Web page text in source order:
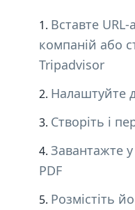
Вставте
компаній або
Tripadvisor
Налаштуйте
Створіть і
Завантажте
PDF
Розмістіть